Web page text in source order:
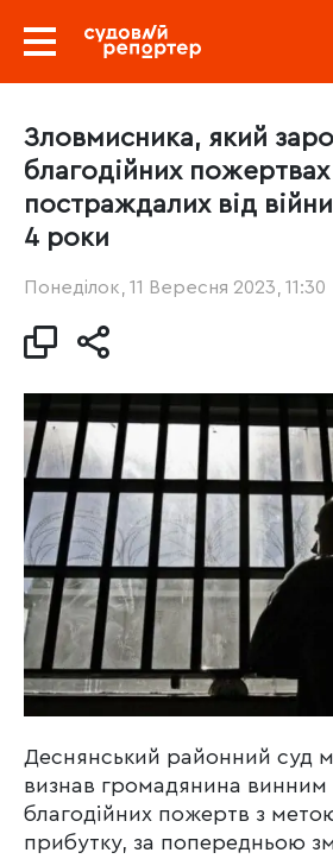
Зловмисника, який
благодійних
постраждалих від
4 роки
Понеділок, 11 Вересня 2023, 11:30
Деснянський районний суд
визнав громадянина винним
благодійних пожертв з
прибутку, за попередньою